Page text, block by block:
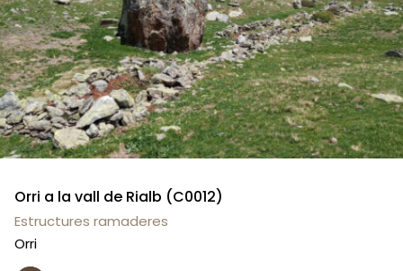
Orri a la vall de Rialb (C0012)
Estructures ramaderes
Orri